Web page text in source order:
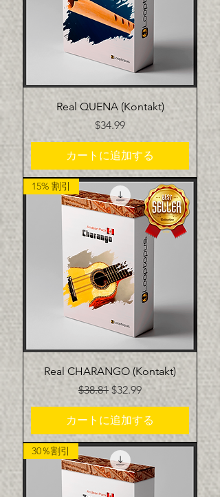
Real QUENA (Kontakt)
価格
$34.99
カートに追加する
15% 割引
Real CHARANGO (Kontakt)
通常価格
$38.81 セール価格
$32.99
カートに追加する
30％割引